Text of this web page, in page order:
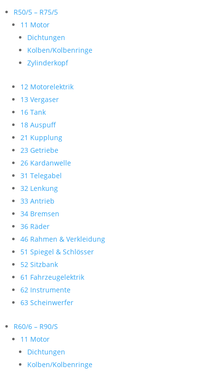
R50/5 – R75/5
11 Motor
Dichtungen
Kolben/Kolbenringe
Zylinderkopf
12 Motorelektrik
13 Vergaser
16 Tank
18 Auspuff
21 Kupplung
23 Getriebe
26 Kardanwelle
31 Telegabel
32 Lenkung
33 Antrieb
34 Bremsen
36 Räder
46 Rahmen & Verkleidung
51 Spiegel & Schlösser
52 Sitzbank
61 Fahrzeugelektrik
62 Instrumente
63 Scheinwerfer
R60/6 – R90/S
11 Motor
Dichtungen
Kolben/Kolbenringe